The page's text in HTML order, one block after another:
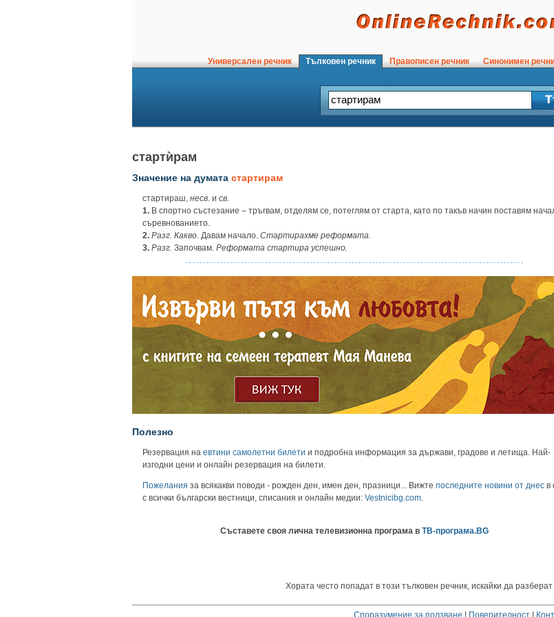
Универсален речник Тълковен речник Правописен речник Синонимен
стартѝрам
Значение на думата стартирам
стартираш, несв. и св.
1. В спортно състезание – тръгвам, отделям се, потеглям от старта, като по такъв начин поставям
съревнованието.
2. Разг. Какво. Давам начало. Стартирахме реформата.
3. Разг. Започвам. Реформата стартира успешно.
Полезно
Резервация на евтини самолетни билети и подробна информация за държави, градове и летища. Най-
изгодни цени и онлайн резервация на билети.
Пожелания за всякакви поводи - рожден ден, имен ден, празници... Вижте последните новини от днес в
с всички български вестници, списания и онлайн медии: Vestnicibg.com
Съставете своя лична телевизионна програма в ТВ-програма.BG
Хората често попадат в този тълковен речник, искайки да разберат
Споразумение за ползване | Поверителност|